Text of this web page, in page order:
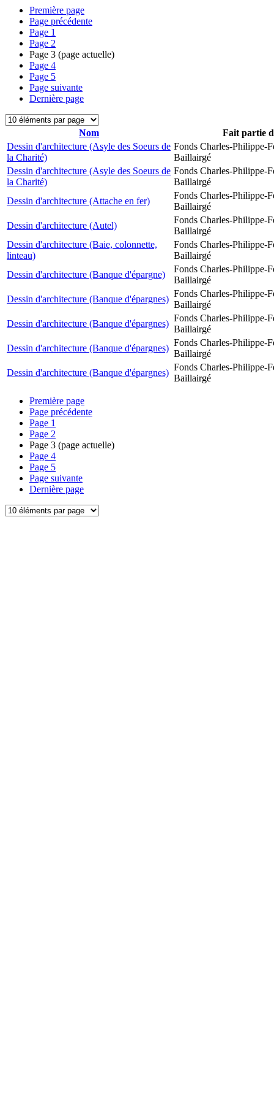
Première page
Page précédente
Page 1
Page 2
Page 3 (page actuelle)
Page 4
Page 5
Page suivante
Dernière page
Nom
Fait partie
Dessin d'architecture (Asyle des Soeurs de
la Charité)
Fonds Charles-Philippe-
Baillairgé
Dessin d'architecture (Asyle des Soeurs de
la Charité)
Fonds Charles-Philippe-
Baillairgé
Dessin d'architecture (Attache en fer)
Fonds Charles-Philippe-
Baillairgé
Dessin d'architecture (Autel)
Fonds Charles-Philippe-
Baillairgé
Dessin d'architecture (Baie, colonnette,
linteau)
Fonds Charles-Philippe-
Baillairgé
Dessin d'architecture (Banque d'épargne)
Fonds Charles-Philippe-
Baillairgé
Dessin d'architecture (Banque d'épargnes)
Fonds Charles-Philippe-
Baillairgé
Dessin d'architecture (Banque d'épargnes)
Fonds Charles-Philippe-
Baillairgé
Dessin d'architecture (Banque d'épargnes)
Fonds Charles-Philippe-
Baillairgé
Dessin d'architecture (Banque d'épargnes)
Fonds Charles-Philippe-
Baillairgé
Première page
Page précédente
Page 1
Page 2
Page 3 (page actuelle)
Page 4
Page 5
Page suivante
Dernière page